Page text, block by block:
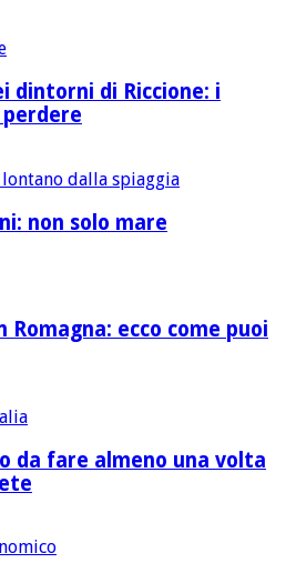
dintorni di Riccione: i
perdere
non solo mare
Romagna: ecco come puoi
da fare almeno una volta